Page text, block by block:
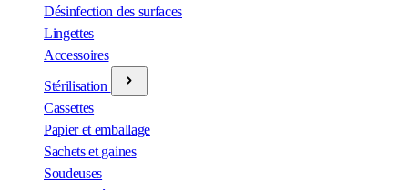
Désinfection des surfaces
Lingettes
Accessoires
Stérilisation
Cassettes
Papier et emballage
Sachets et gaines
Soudeuses